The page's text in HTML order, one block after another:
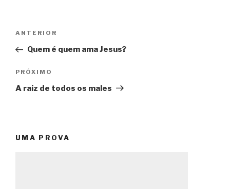
Post
Post
anterior
ANTERIOR
Quem é quem ama Jesus?
Próximo
post
PRÓXIMO
A raiz de todos os males
UMA PROVA